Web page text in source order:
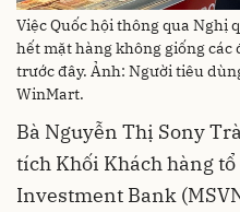
Việc Quốc hội thông qua Nghị
hết mặt hàng không giống các
trước đây. Ảnh: Người tiêu
WinMart.
Bà Nguyễn Thị Sony
tích Khối Khách hàng
Investment Bank